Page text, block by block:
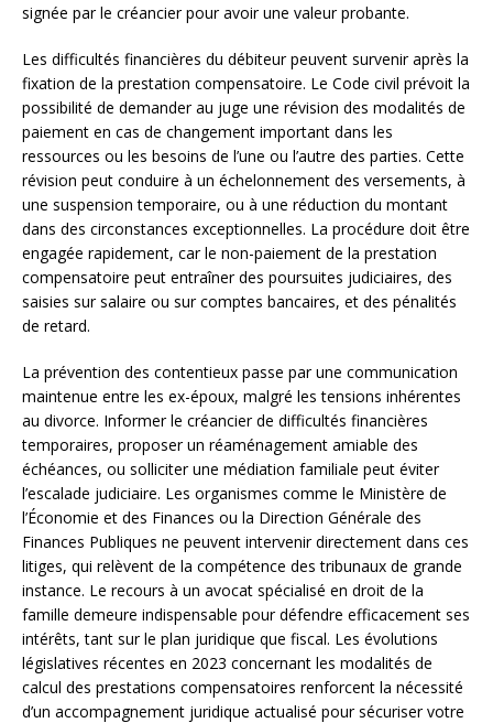
signée par le créancier pour avoir une valeur probante.
Les difficultés financières du débiteur peuvent survenir après la
fixation de la prestation compensatoire. Le Code civil prévoit la
possibilité de demander au juge une révision des modalités de
paiement en cas de changement important dans les
ressources ou les besoins de l’une ou l’autre des parties. Cette
révision peut conduire à un échelonnement des versements, à
une suspension temporaire, ou à une réduction du montant
dans des circonstances exceptionnelles. La procédure doit être
engagée rapidement, car le non-paiement de la prestation
compensatoire peut entraîner des poursuites judiciaires, des
saisies sur salaire ou sur comptes bancaires, et des pénalités
de retard.
La prévention des contentieux passe par une communication
maintenue entre les ex-époux, malgré les tensions inhérentes
au divorce. Informer le créancier de difficultés financières
temporaires, proposer un réaménagement amiable des
échéances, ou solliciter une médiation familiale peut éviter
l’escalade judiciaire. Les organismes comme le Ministère de
l’Économie et des Finances ou la Direction Générale des
Finances Publiques ne peuvent intervenir directement dans ces
litiges, qui relèvent de la compétence des tribunaux de grande
instance. Le recours à un avocat spécialisé en droit de la
famille demeure indispensable pour défendre efficacement ses
intérêts, tant sur le plan juridique que fiscal. Les évolutions
législatives récentes en 2023 concernant les modalités de
calcul des prestations compensatoires renforcent la nécessité
d’un accompagnement juridique actualisé pour sécuriser votre